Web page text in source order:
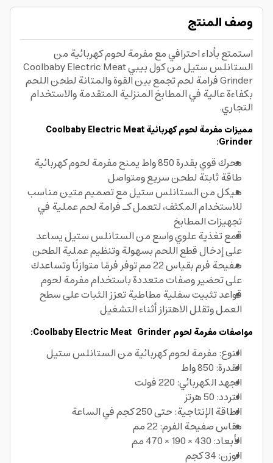
وصف المنتج
استمتع بأداء احترافي مع مفرمة لحوم كهربائية من
الستانلس ستيل من كول بيبي Coolbaby Electric Meat
Grinder فرامة لحم تجمع بين القوة والمتانة لطحن اللحم
بكفاءة عالية في المطابخ المنزلية المتقدمة والاستخدام
التجاري.
مميزات مفرمة لحوم كهربائية Coolbaby Electric Meat
Grinder:
محرك قوي بقدرة 850 واط يمنح مفرمة لحوم كهربائية
طاقة ثابتة لطحن سريع ومتواصل
هيكل من الستانلس ستيل مع تصميم متين مناسب
للاستخدام المكثف، لتعمل كـ فرامة لحم عملية في
تجهيزات المطابخ
قمع تغذية علوي واسع من الستانلس ستيل يساعد
على إدخال قطع اللحم بسهولة وتنظيم عملية الطحن
صفيحة فرم بقياس 22 مم توفر فرمًا متوازنًا وتساعدك
على تحضير وصفات متعددة باستخدام مفرمة لحوم
قواعد تثبيت سفلية مطاطية تعزز الثبات على سطح
العمل وتقلل الاهتزاز أثناء التشغيل
مواصفات مفرمة لحوم Coolbaby Electric Meat Grinder:
النوع: مفرمة لحوم كهربائية من الستانلس ستيل
القدرة: 850 واط
الجهد الكهربائي: 220 فولت
التردد: 50 هرتز
الطاقة الإنتاجية: حتى 250 كجم في الساعة
مقاس صفيحة الفرم: 22 مم
الأبعاد: 430 × 190 × 470 مم
الوزن: 34 كجم